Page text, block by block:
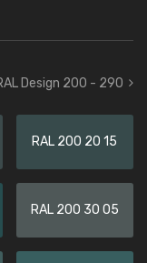
Design 200 - 290
RAL 200 20 15
RAL 200 30 05